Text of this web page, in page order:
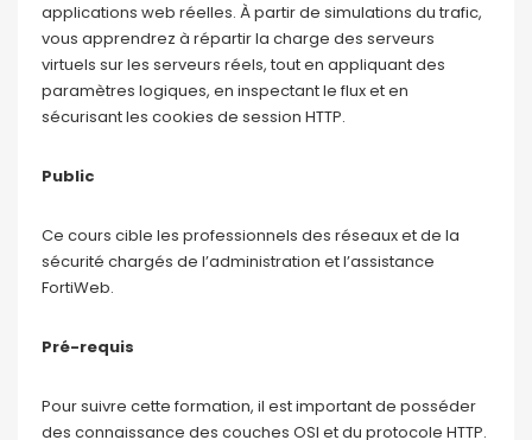
applications web réelles. À partir de simulations du trafic,
vous apprendrez à répartir la charge des serveurs
virtuels sur les serveurs réels, tout en appliquant des
paramètres logiques, en inspectant le flux et en
sécurisant les cookies de session HTTP.
Public
Ce cours cible les professionnels des réseaux et de la
sécurité chargés de l’administration et l’assistance
FortiWeb.
Pré-requis
Pour suivre cette formation, il est important de posséder
des connaissance des couches OSI et du protocole HTTP.